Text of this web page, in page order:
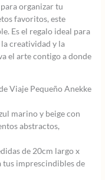
organizar tu
favoritos, este
Es el regalo ideal para
creatividad y la
el arte contigo a donde
Viaje Pequeño Anekke
marino y beige con
abstractos,
de 20cm largo x
tus imprescindibles de